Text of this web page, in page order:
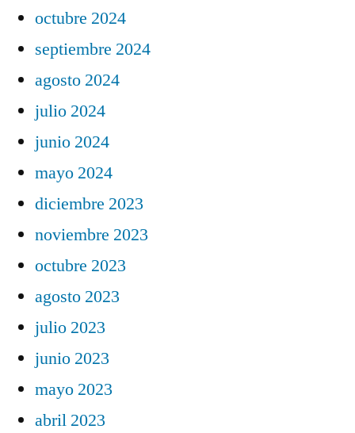
octubre 2024
septiembre 2024
agosto 2024
julio 2024
junio 2024
mayo 2024
diciembre 2023
noviembre 2023
octubre 2023
agosto 2023
julio 2023
junio 2023
mayo 2023
abril 2023